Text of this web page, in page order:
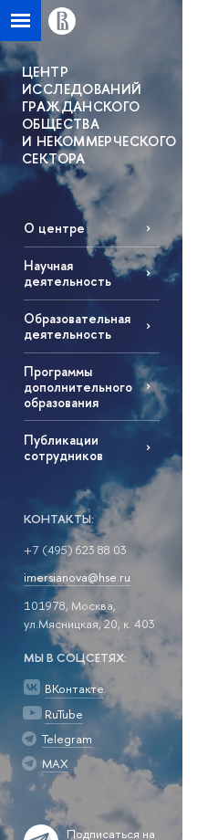
ЦЕНТР
ИССЛЕДОВАНИЙ
ГРАЖДАНСКОГО
ОБЩЕСТВА
И НЕКОММЕРЧЕСКОГО
СЕКТОРА
О центре
Научная
деятельность
Образовательная
деятельность
Программы
дополнительного
образования
Публикации
сотрудников
КОНТАКТЫ:
+7 (495) 623 88 03
imersianova@hse.ru
101978, Москва,
ул.Мясницкая, 20, к. 403
МЫ В СОЦСЕТЯХ:
ВКонтакте
RuTube
Telegram
MAX
Подписаться на